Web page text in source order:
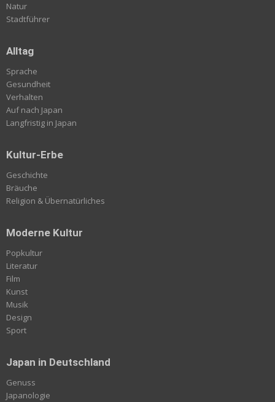
Natur
Stadtführer
Alltag
Sprache
Gesundheit
Verhalten
Auf nach Japan
Langfristig in Japan
Kultur-Erbe
Geschichte
Bräuche
Religion & Übernatürliches
Moderne Kultur
Popkultur
Literatur
Film
Kunst
Musik
Design
Sport
Japan in Deutschland
Genuss
Japanologie